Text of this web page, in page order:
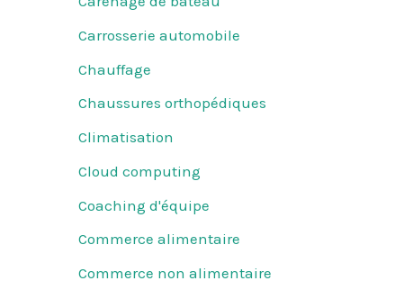
Carrosserie automobile
Chauffage
Chaussures orthopédiques
Climatisation
Cloud computing
Coaching d'équipe
Commerce alimentaire
Commerce non alimentaire